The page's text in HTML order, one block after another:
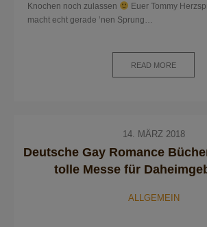
Knochen noch zulassen
Euer Tommy
macht echt gerade ’nen Sprung…
READ MORE
14. MÄRZ 2018
Deutsche Gay Romance
tolle Messe für
ALLGEMEIN